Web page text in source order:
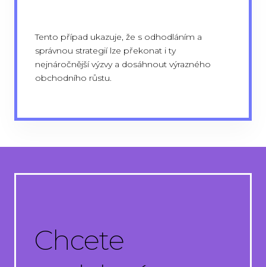
Tento případ ukazuje, že s odhodláním a
správnou strategií lze překonat i ty
nejnáročnější výzvy a dosáhnout výrazného
obchodního růstu.
Chcete